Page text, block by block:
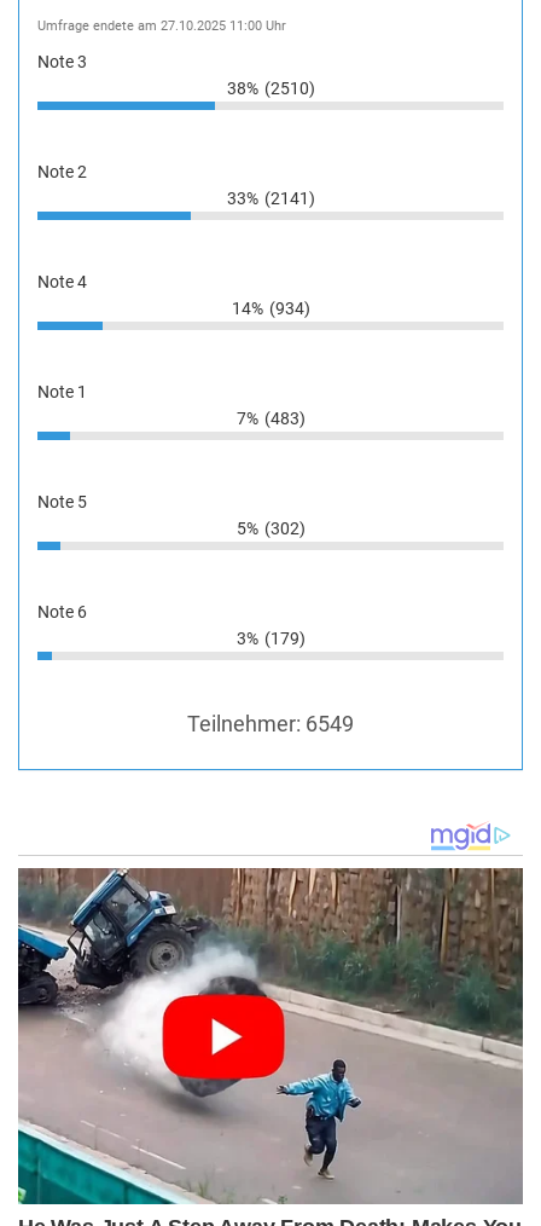
Umfrage endete am 27.10.2025 11:00 Uhr
Note 3
38% (2510)
Note 2
33% (2141)
Note 4
14% (934)
Note 1
7% (483)
Note 5
5% (302)
Note 6
3% (179)
Teilnehmer: 6549